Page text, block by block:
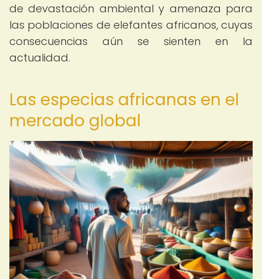
de devastación ambiental y amenaza para
las poblaciones de elefantes africanos, cuyas
consecuencias aún se sienten en la
actualidad.
Las especias africanas en el
mercado global